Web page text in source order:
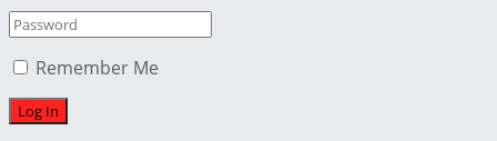
Remember Me